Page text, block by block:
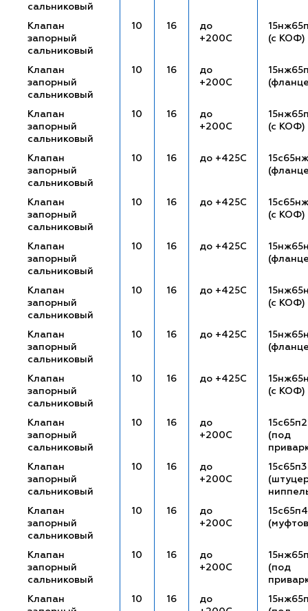
сальниковый
Клапан
запорный
сальниковый
10 16
до
+200С
(с КОФ)
Клапан
запорный
сальниковый
10 16
до
+200С
Клапан
запорный
сальниковый
10 16
до
+200С
(с КОФ)
Клапан
запорный
сальниковый
10 16 до +425С
15с65нж
Клапан
запорный
сальниковый
10 16 до +425С
(с КОФ)
Клапан
запорный
сальниковый
10 16 до +425С
Клапан
запорный
сальниковый
10 16 до +425С
(с КОФ)
Клапан
запорный
сальниковый
10 16 до +425С
Клапан
запорный
сальниковый
10 16 до +425С
(с КОФ)
Клапан
запорный
сальниковый
10 16
до
+200С
15с65п2
(под
Клапан
запорный
сальниковый
10 16
до
+200С
15с65п3
Клапан
запорный
сальниковый
10 16
до
+200С
15с65п4
Клапан
запорный
сальниковый
10 16
до
+200С
(под
Клапан
10 16
до